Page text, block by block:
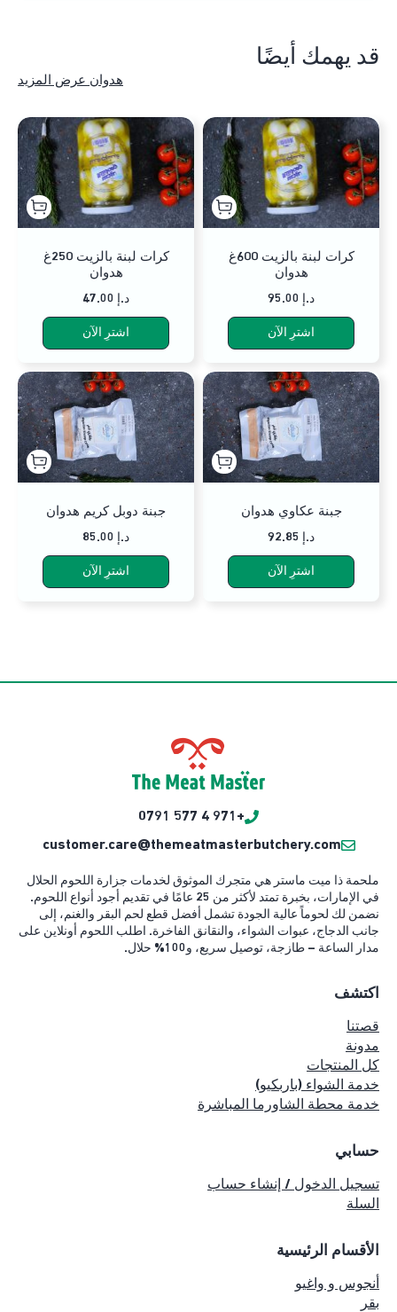
قد يهمك أيضًا
هدوان عرض المزيد
كرات لبنة بالزيت 600غ
هدوان
95.00 د.إ
اشترِ الآن
كرات لبنة بالزيت 250غ
هدوان
47.00 د.إ
اشترِ الآن
جبنة عكاوي هدوان
92.85 د.إ
اشترِ الآن
جبنة دوبل كريم هدوان
85.00 د.إ
اشترِ الآن
+971 4 577 0791
customer.care@themeatmasterbutchery.com
ملحمة ذا ميت ماستر هي متجرك الموثوق لخدمات جزارة اللحوم الحلال
في الإمارات، بخبرة تمتد لأكثر من 25 عامًا في تقديم أجود أنواع اللحوم.
نضمن لك لحوماً عالية الجودة تشمل أفضل قطع لحم البقر والغنم، إلى
جانب الدجاج، عبوات الشواء، والنقانق الفاخرة. اطلب اللحوم أونلاين على
مدار الساعة – طازجة، توصيل سريع، و100% حلال.
اكتشف
قصتنا
مدونة
كل المنتجات
خدمة الشواء (باربكيو)
خدمة محطة الشاورما المباشرة
حسابي
تسجيل الدخول / إنشاء حساب
السلة
الأقسام الرئيسية
أنجوس و واغيو
بقر